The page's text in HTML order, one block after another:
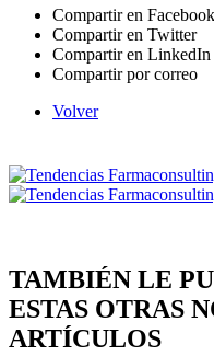
Compartir en Facebook
Compartir en Twitter
Compartir en LinkedIn
Compartir por correo
Volver
TAMBIÉN LE
ESTAS OTRAS
ARTÍCULOS